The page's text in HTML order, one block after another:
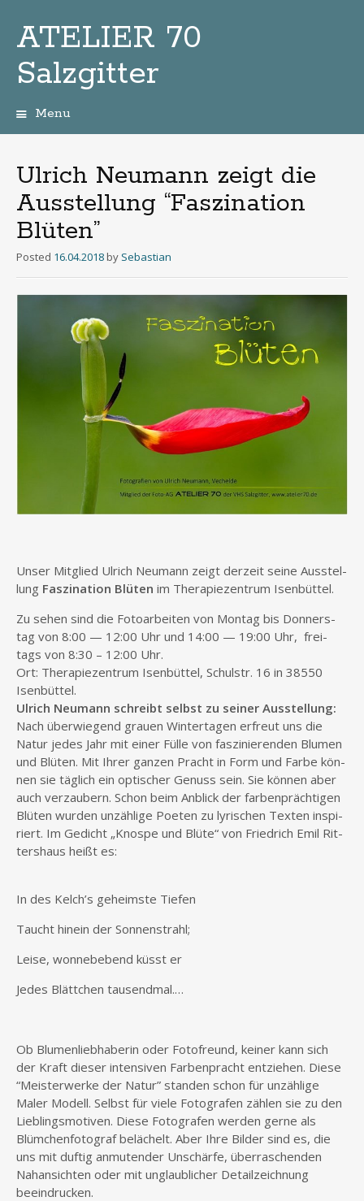
ATELIER 70
Salzgitter
Menu
Ulrich Neumann zeigt die
Ausstellung “Faszination
Blüten”
Posted 16.04.2018 by Sebastian
Unser Mit­glied Ulrich Neu­mann zeigt der­zeit sei­ne Aus­stel­
lung Fas­zi­na­ti­on Blü­ten im The­ra­pie­zen­trum Isen­büt­tel.
Zu sehen sind die Foto­ar­bei­ten von Mon­tag bis Don­ners­
tag von 8:00 — 12:00 Uhr und 14:00 — 19:00 Uhr, frei­
tags von 8:30 – 12:00 Uhr.
Ort: The­ra­pie­zen­trum Isen­büt­tel, Schul­str. 16 in 38550
Isen­büt­tel.
Ulrich Neu­mann schreibt selbst zu sei­ner Ausstellung:
Nach über­wie­gend grau­en Win­ter­ta­gen erfreut uns die
Natur jedes Jahr mit einer Fül­le von fas­zi­nie­ren­den Blu­men
und Blü­ten. Mit Ihrer gan­zen Pracht in Form und Far­be kön­
nen sie täg­lich ein opti­scher Genuss sein. Sie kön­nen aber
auch ver­zau­bern. Schon beim Anblick der far­ben­präch­ti­gen
Blü­ten wur­den unzäh­li­ge Poe­ten zu lyri­schen Tex­ten inspi­
riert. Im Gedicht „Knos­pe und Blü­te“ von Fried­rich Emil Rit­
ters­haus heißt es:
In des Kelch’s geheims­te Tiefen
Taucht hin­ein der Sonnenstrahl;
Lei­se, won­ne­be­bend küsst er
Jedes Blätt­chen tausendmal.…
Ob Blu­men­lieb­ha­be­rin oder Foto­freund, kei­ner kann sich
der Kraft die­ser inten­si­ven Far­ben­pracht ent­zie­hen. Die­se
“Meis­ter­wer­ke der Natur” stan­den schon für unzäh­li­ge
Maler Modell. Selbst für vie­le Foto­gra­fen zäh­len sie zu den
Lieb­lings­mo­ti­ven. Die­se Foto­gra­fen wer­den ger­ne als
Blüm­chen­fo­to­graf belä­chelt. Aber Ihre Bil­der sind es, die
uns mit duf­tig anmu­ten­der Unschär­fe, über­ra­schen­den
Nahan­sich­ten oder mit unglaub­li­cher Detail­zeich­nung
beeindrucken.